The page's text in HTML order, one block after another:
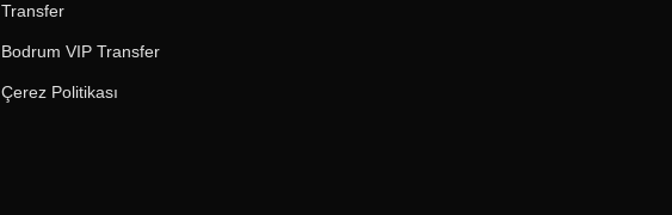
Transfer
Bodrum VIP Transfer
Çerez Politikası